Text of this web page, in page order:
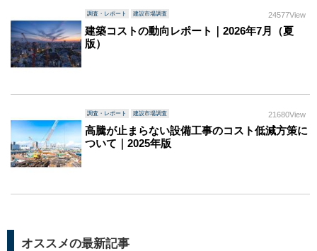
調査・レポート 建設市場調査 24577View
建築コストの動向レポート｜2026年7月（夏
版）
調査・レポート 建設市場調査 21680View
高騰が止まらない設備工事のコスト低減方策に
ついて｜2025年版
オススメの最新記事